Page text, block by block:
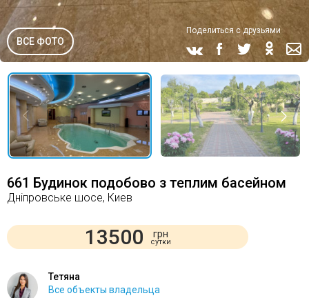
ВСЕ ФОТО
Поделиться с друзьями
661 Будинок подобово з теплим басейном
Дніпровське шосе, Киев
13500 грн
сутки
Тетяна
Все объекты владельца